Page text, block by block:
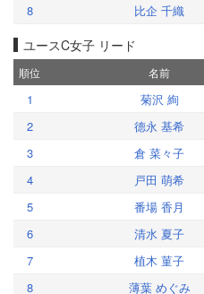
8
比企 千織
ユースC女子 リード
順位 名前
1 菊沢 絢
2
德永 基希
3
倉 菜々子
4
戸田 萌希
5
番場 香月
6
清水 夏子
7
植木 菫子
8
薄葉 めぐみ